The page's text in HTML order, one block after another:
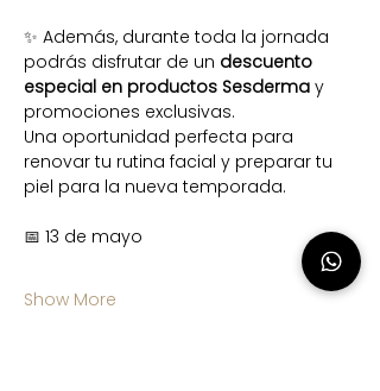
✨ Además, durante toda la jornada
podrás disfrutar de un descuento
especial en productos Sesderma y
promociones exclusivas.
Una oportunidad perfecta para
renovar tu rutina facial y preparar tu
piel para la nueva temporada.
📅 13 de mayo
Show More